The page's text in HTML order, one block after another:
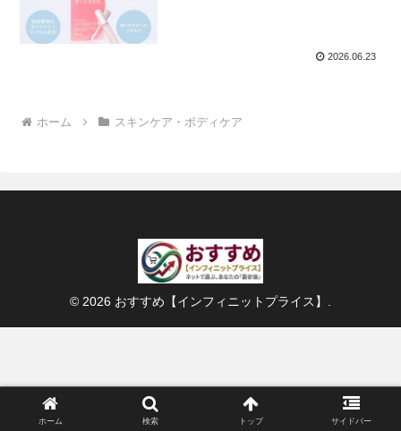
2026.06.23
ホーム スキンケア・ボディケア
© 2026 おすすめ【インフィニットプライス】.
ホーム 検索 トップ サイドバー